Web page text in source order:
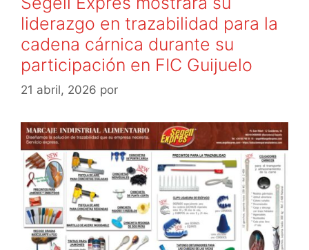
liderazgo en trazabilidad para la
cadena cárnica durante su
participación en FIC Guijuelo
21 abril, 2026 por